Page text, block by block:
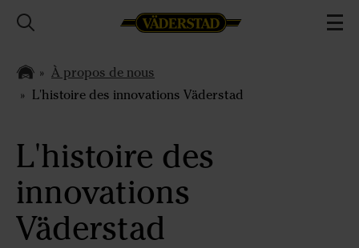
À propos de nous
L'histoire des innovations Väderstad
L'histoire des
innovations
Väderstad